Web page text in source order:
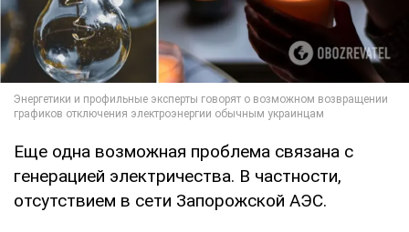
Еще одна возможная проблема связана с
генерацией электричества. В частности,
отсутствием в сети Запорожской АЭС.